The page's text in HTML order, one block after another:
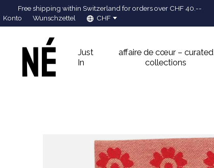
Free shipping within Switzerland for orders over CHF 40.--
Konto Wunschzettel CHF
Just
In
affaire de cœur – curated
collections
Slideshow Items